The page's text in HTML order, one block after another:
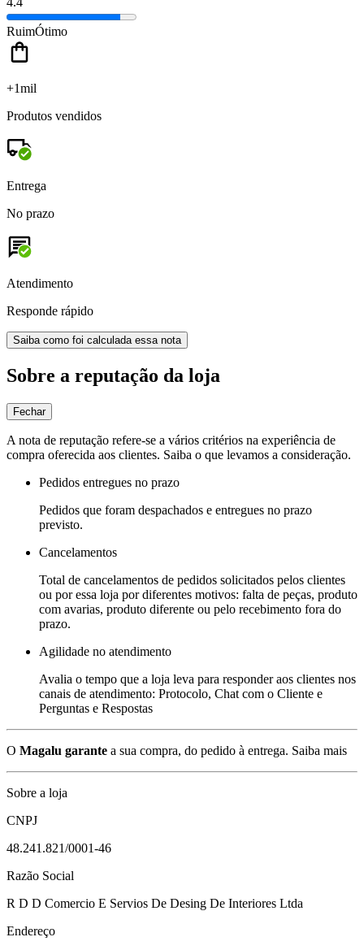
RuimÓtimo
+1mil
Produtos vendidos
Entrega
No prazo
Atendimento
Responde rápido
Saiba como foi calculada essa nota
Sobre a reputação da loja
Fechar
A nota de reputação refere-se a vários critérios na experiência de
compra oferecida aos clientes. Saiba o que levamos a consideração.
Pedidos entregues no prazo
Pedidos que foram despachados e entregues no prazo
previsto.
Cancelamentos
Total de cancelamentos de pedidos solicitados pelos clientes
ou por essa loja por diferentes motivos: falta de peças, produto
com avarias, produto diferente ou pelo recebimento fora do
prazo.
Agilidade no atendimento
Avalia o tempo que a loja leva para responder aos clientes nos
canais de atendimento: Protocolo, Chat com o Cliente e
Perguntas e Respostas
O Magalu garante a sua compra, do pedido à entrega. Saiba mais
Sobre a loja
CNPJ
48.241.821/0001-46
Razão Social
R D D Comercio E Servios De Desing De Interiores Ltda
Endereço